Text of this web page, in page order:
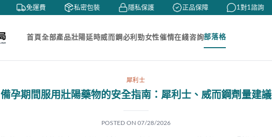
免運費 私密包裝 隱私保護 正品保障 1對1諮詢
首頁全部產品壯陽延時威而鋼必利勁女性催情在綫咨詢部落格
犀利士
備孕期間服用壯陽藥物的安全指南：犀利士、威而鋼劑量建議
POSTED ON 07/28/2026